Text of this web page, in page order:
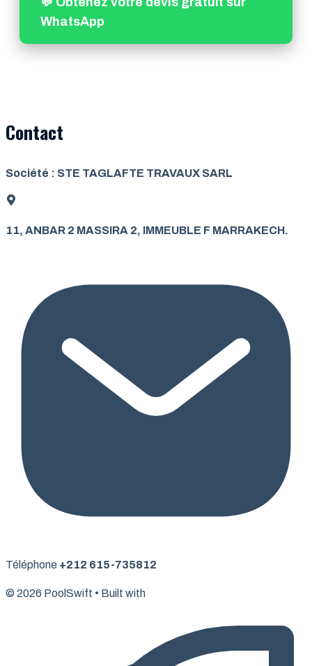
WhatsApp
Contact
Société : STE TAGLAFTE TRAVAUX SARL
11, ANBAR 2 MASSIRA 2, IMMEUBLE F MARRAKECH.
Téléphone +212 615-735812
© 2026 PoolSwift • Built with